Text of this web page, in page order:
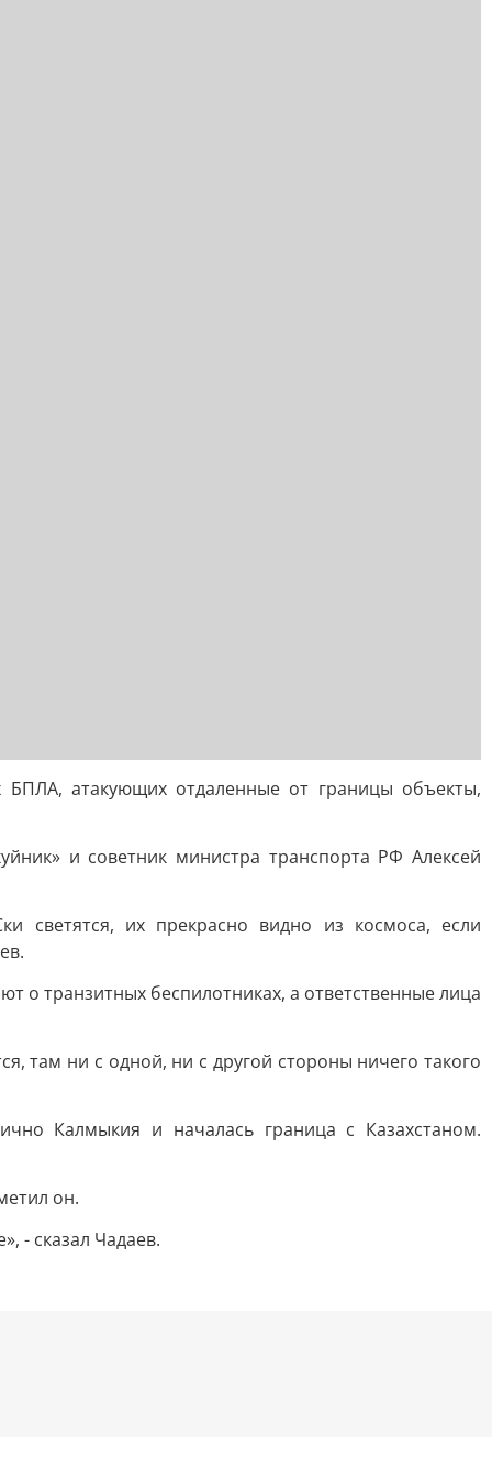
атакующих отдаленные от границы объекты,
и советник министра транспорта РФ Алексей
светятся, их прекрасно видно из космоса, если
о транзитных беспилотниках, а ответственные лица
там ни с одной, ни с другой стороны ничего такого
Калмыкия и началась граница с Казахстаном.
он.
- сказал Чадаев.